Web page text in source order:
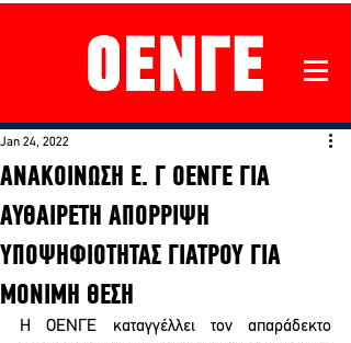
ANAKOINΩΣΗ Ε. Γ ΟΕΝΓΕ ΓΙΑ
ΑΥΘΑΙΡΕΤΗ ΑΠΟΡΡΙΨΗ
ΥΠΟΨΗΦΙΟΤΗΤΑΣ ΓΙΑΤΡΟΥ ΓΙΑ
ΜΟΝΙΜΗ ΘΕΣΗ
Jan 24, 2022
Η ΟΕΝΓΕ καταγγέλλει τον απαράδεκτο